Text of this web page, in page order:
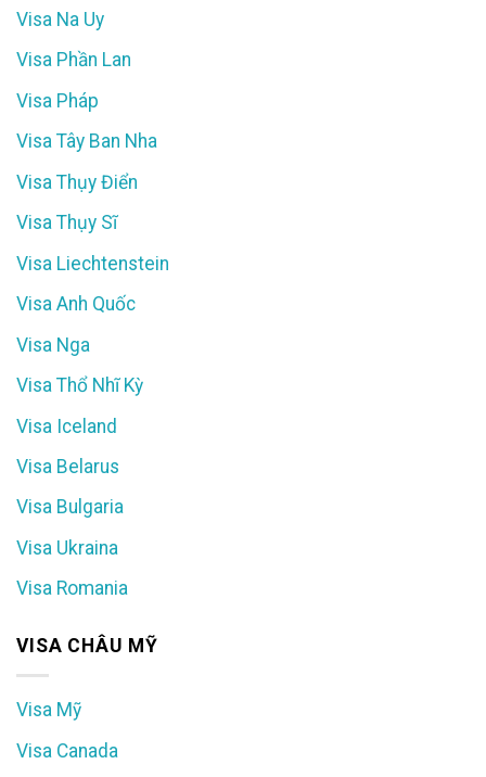
Visa Na Uy
Visa Phần Lan
Visa Pháp
Visa Tây Ban Nha
Visa Thụy Điển
Visa Thụy Sĩ
Visa Liechtenstein
Visa Anh Quốc
Visa Nga
Visa Thổ Nhĩ Kỳ
Visa Iceland
Visa Belarus
Visa Bulgaria
Visa Ukraina
Visa Romania
VISA CHÂU MỸ
Visa Mỹ
Visa Canada